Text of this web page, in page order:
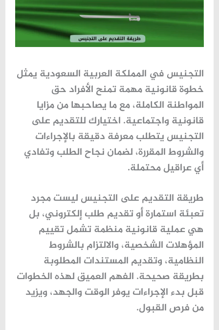
التجنيس في المملكة العربية السعودية يمثل
خطوة قانونية مهمة تمنح الأفراد حق
المواطنة الكاملة، مع ما يصاحبها من مزايا
قانونية واجتماعية. اختيارك للتقديم على
التجنيس يتطلب معرفة دقيقة بالإجراءات
والشروط المقررة، لضمان نجاح الطلب وتفادي
أي عراقيل محتملة.
طريقة التقديم على التجنيس ليست مجرد
تعبئة استمارة أو تقديم طلب إلكتروني، بل
هي عملية قانونية منظمة تشمل تقييم
المؤهلات الشخصية، والالتزام بالشروط
النظامية، وتقديم المستندات المطلوبة
بطريقة صحيحة. الفهم العميق لهذه الخطوات
قبل بدء الإجراءات يوفر الوقت والجهد، ويزيد
من فرص القبول.